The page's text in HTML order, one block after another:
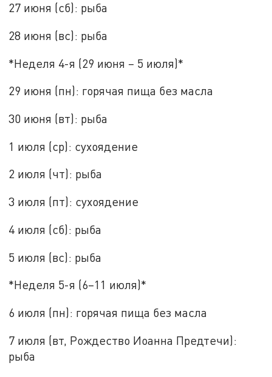
27 июня (сб): рыба
28 июня (вс): рыба
*Неделя 4-я (29 июня – 5 июля)*
29 июня (пн): горячая пища без масла
30 июня (вт): рыба
1 июля (ср): сухоядение
2 июля (чт): рыба
3 июля (пт): сухоядение
4 июля (сб): рыба
5 июля (вс): рыба
*Неделя 5-я (6–11 июля)*
6 июля (пн): горячая пища без масла
7 июля (вт, Рождество Иоанна Предтечи):
рыба